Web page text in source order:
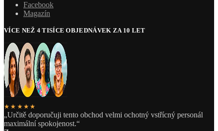
Facebook
Magazín
VÍCE NEŽ 4 TISÍCE OBJEDNÁVEK ZA 10 LET
★★★★★
„Určitě doporučuji tento obchod velmi ochotný vstřícný personál
maximální spokojenost.“